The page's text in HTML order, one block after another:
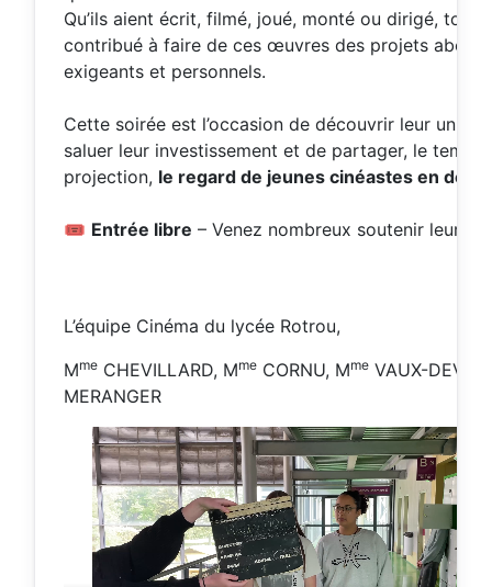
Qu’ils aient écrit, filmé, joué, monté ou dirigé, tous
contribué à faire de ces œuvres des projets
exigeants et personnels.
Cette soirée est l’occasion de découvrir leur
saluer leur investissement et de partager, le temps
projection, le regard de jeunes cinéastes en
🎟️ Entrée libre – Venez nombreux soutenir leur
L’équipe Cinéma du lycée Rotrou,
Mme CHEVILLARD, Mme CORNU, Mme VAUX-DEVE
MERANGER